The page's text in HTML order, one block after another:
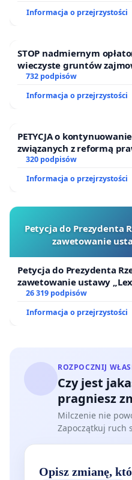
Informacja o przejrzystości
STOP nadmiernym
wieczyste gruntów
ogrody działkowe.
732 podpisów
Informacja o przejrzystości
PETYCJA o
związanych z reformą
320 podpisów
Informacja o przejrzystości
Petycja do Prezydenta
zawetowanie
Petycja do Prezydenta
zawetowanie ustawy
26 319 podpisów
Informacja o przejrzystości
ROZPOCZNIJ
Czy jest
pragniesz
Milczenie nie
Zapoczątkuj ruch
Opisz zmianę,